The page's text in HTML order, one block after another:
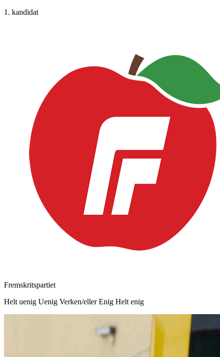
1. kandidat
Fremskritspartiet
Helt uenig Uenig Verken/eller Enig Helt enig